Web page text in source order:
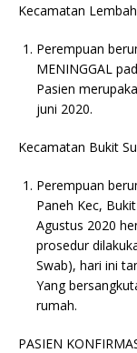
Kecamatan
Perempuan
MENINGGAL
Pasien
juni 2020.
Kecamatan Bukit
Perempuan
Paneh Kec,
Agustus 2020
prosedur
Swab), hari ini
Yang
rumah.
PASIEN